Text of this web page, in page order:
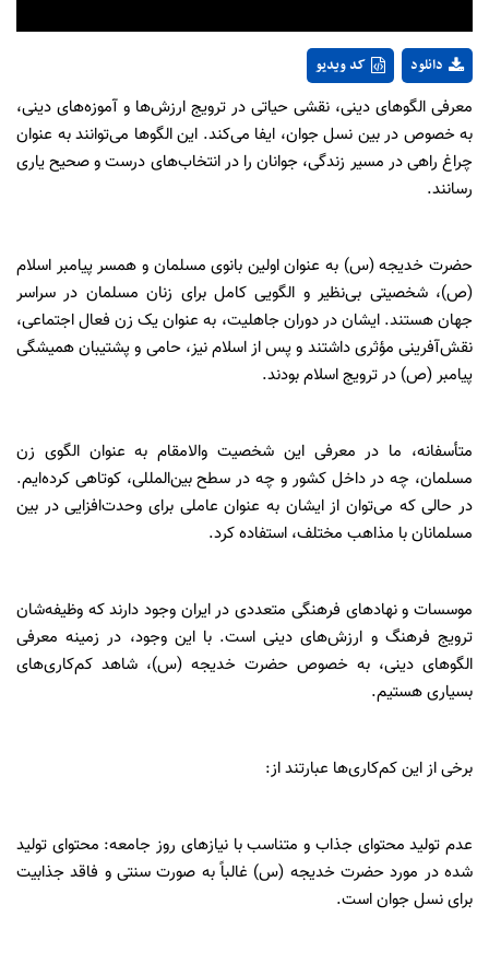
کد ویدیو دانلود
معرفی الگوهای دینی، نقشی حیاتی در ترویج ارزش‌ها و آموزه‌های دینی،
به خصوص در بین نسل جوان، ایفا می‌کند. این الگوها می‌توانند به عنوان
چراغ راهی در مسیر زندگی، جوانان را در انتخاب‌های درست و صحیح یاری
رسانند.
حضرت خدیجه (س) به عنوان اولین بانوی مسلمان و همسر پیامبر اسلام
(ص)، شخصیتی بی‌نظیر و الگویی کامل برای زنان مسلمان در سراسر
جهان هستند. ایشان در دوران جاهلیت، به عنوان یک زن فعال اجتماعی،
نقش‌آفرینی مؤثری داشتند و پس از اسلام نیز، حامی و پشتیبان همیشگی
پیامبر (ص) در ترویج اسلام بودند.
متأسفانه، ما در معرفی این شخصیت والامقام به عنوان الگوی زن
مسلمان، چه در داخل کشور و چه در سطح بین‌المللی، کوتاهی کرده‌ایم.
در حالی که می‌توان از ایشان به عنوان عاملی برای وحدت‌افزایی در بین
مسلمانان با مذاهب مختلف، استفاده کرد.
موسسات و نهادهای فرهنگی متعددی در ایران وجود دارند که وظیفه‌شان
ترویج فرهنگ و ارزش‌های دینی است. با این وجود، در زمینه معرفی
الگوهای دینی، به خصوص حضرت خدیجه (س)، شاهد کم‌کاری‌های
بسیاری هستیم.
برخی از این کم‌کاری‌ها عبارتند از:
عدم تولید محتوای جذاب و متناسب با نیازهای روز جامعه: محتوای تولید
شده در مورد حضرت خدیجه (س) غالباً به صورت سنتی و فاقد جذابیت
برای نسل جوان است.